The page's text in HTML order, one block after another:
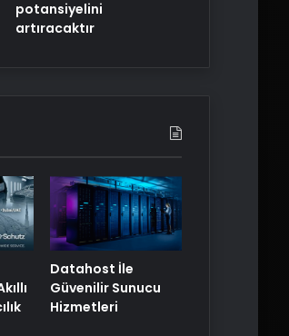
potansiyelini
artıracaktır
Datahost İle
Güvenilir Sunucu
Hizmetleri